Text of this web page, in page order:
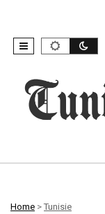
Home > Tunisie